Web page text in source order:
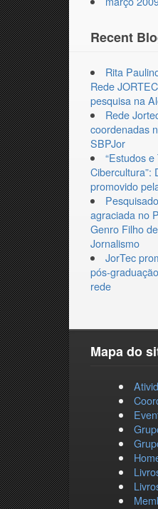
Recent
Rita
Rede
pesquisa na
Rede
coordenadas
SBPJor
“Estudos‌
‌Cibercultura”‌:
promovido
agraciada no
Genro Filho
Jornalismo
JorTec
pós-
rede
Mapa do